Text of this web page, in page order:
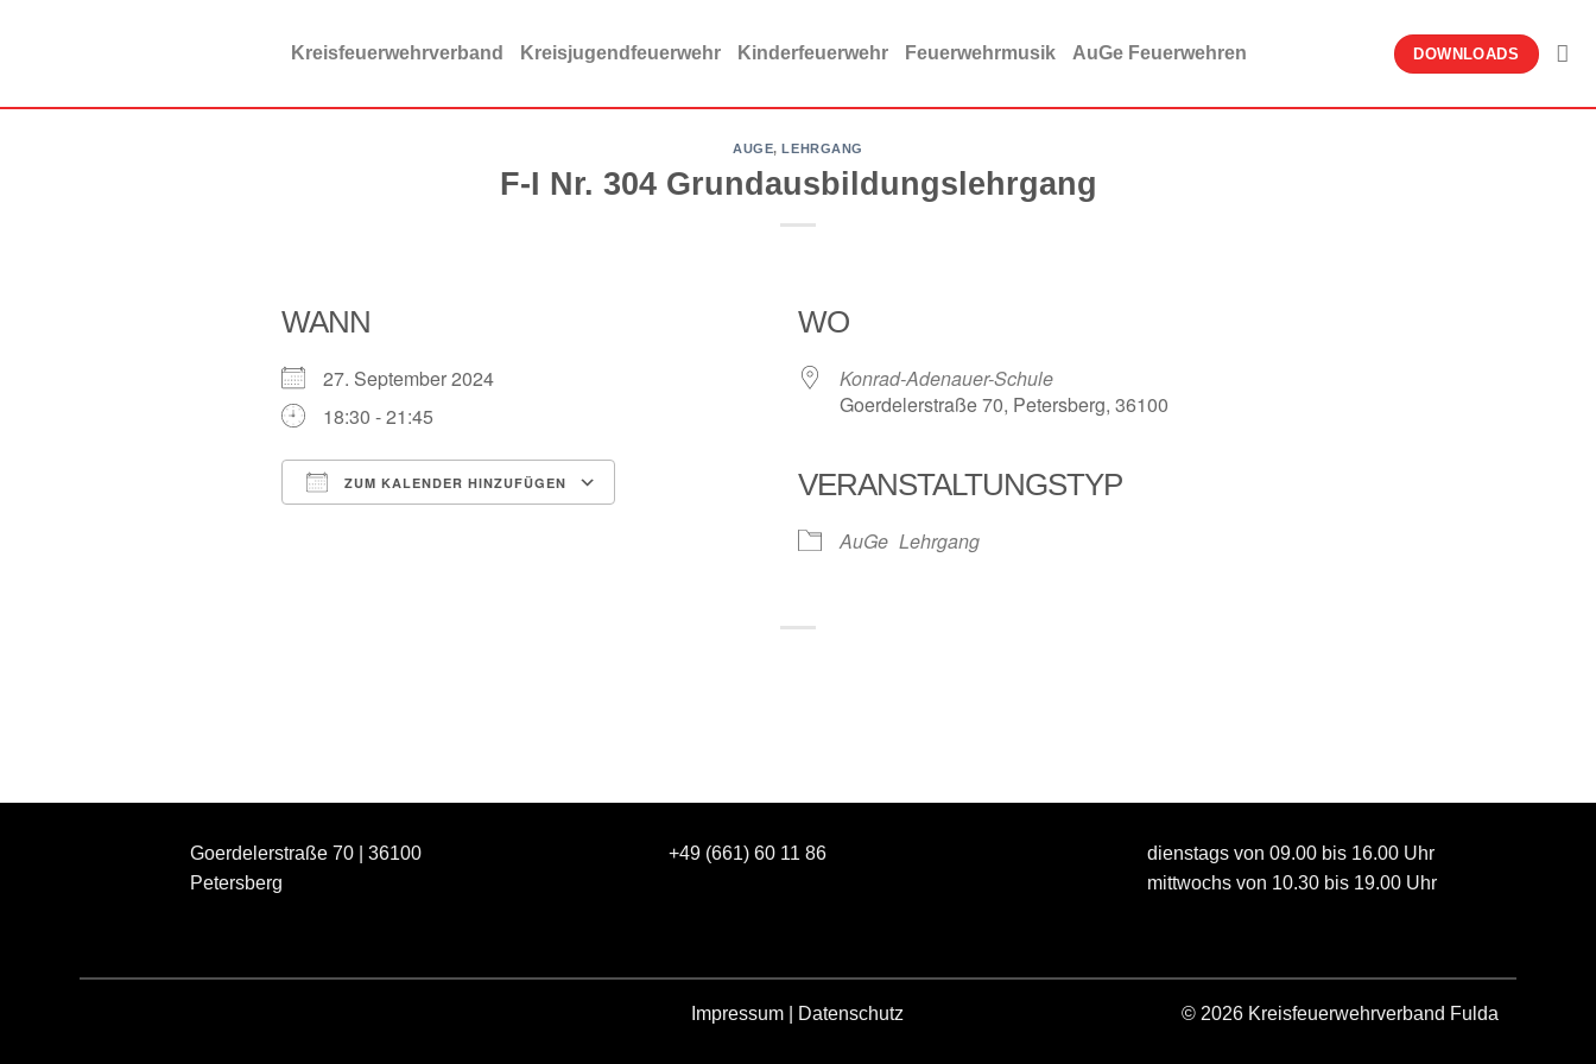
Kreisfeuerwehrverband Kreisjugendfeuerwehr Kinderfeuerwehr Feuerwehrmusik AuGe Feuerwehren DOWNLOADS
AUGE,LEHRGANG
F-I Nr. 304 Grundausbildungslehrgang
WANN
27. September 2024
18:30 - 21:45
ZUM KALENDER HINZUFÜGEN
WO
Konrad-Adenauer-Schule
Goerdelerstraße 70, Petersberg, 36100
VERANSTALTUNGSTYP
AuGe Lehrgang
Goerdelerstraße 70 | 36100
Petersberg
+49 (661) 60 11 86
dienstags von 09.00 bis 16.00 Uhr
mittwochs von 10.30 bis 19.00 Uhr
Impressum Datenschutz © 2026 Kreisfeuerwehrverband Fulda